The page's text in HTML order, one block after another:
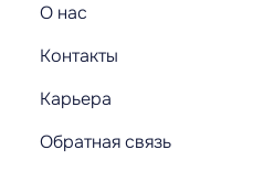
О нас
Контакты
Карьера
Обратная связь